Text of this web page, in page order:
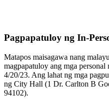
Pagpapatuloy ng In-
Matapos maisagawa nang
magpapatuloy ang mga
4/20/23. Ang lahat ng mga
ng City Hall (1 Dr. Carlton B
94102).